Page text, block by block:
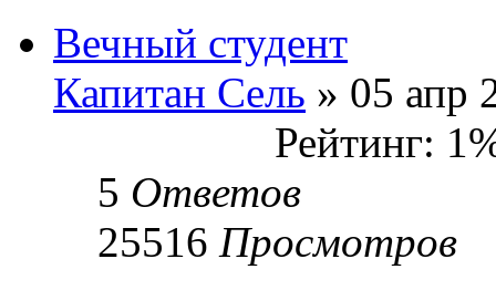
Вечный студент
Капитан Сель » 05 апр
Рейтинг:
5 Ответов
25516 Просмотров